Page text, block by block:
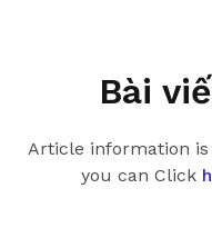
Bài
Article information
you can Click